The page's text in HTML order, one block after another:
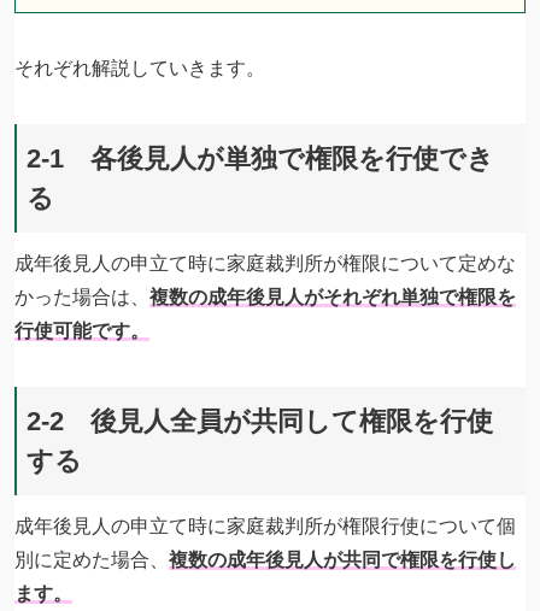
それぞれ解説していきます。
2-1 各後見人が単独で権限を行使でき
る
成年後見人の申立て時に家庭裁判所が権限について定めな
かった場合は、 複数の成年後見人がそれぞれ単独で権限を
行使可能です。
2-2 後見人全員が共同して権限を行使
する
成年後見人の申立て時に家庭裁判所が権限行使について個
別に定めた場合、 複数の成年後見人が共同で権限を行使し
ます。